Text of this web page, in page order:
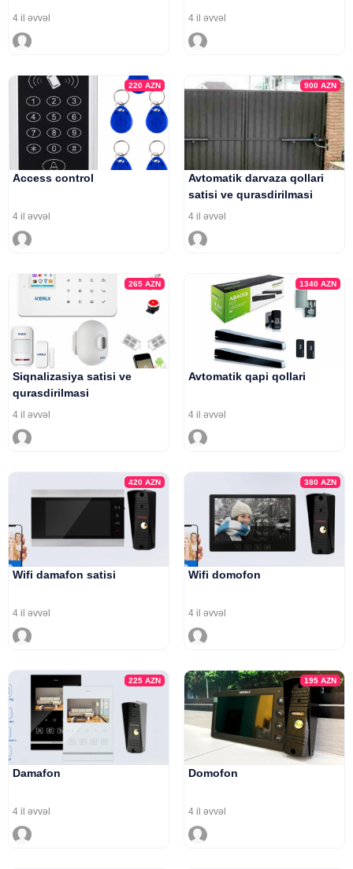
4 il əvvəl 4 il əvvəl
220AZN
Access control
4 il əvvəl
900 AZN
Avtomatik darvaza qollari
satisi ve qurasdirilmasi
4 il əvvəl
265AZN
Siqnalizasiya satisi ve
qurasdirilmasi
4 il əvvəl
1340 AZN
Avtomatik qapi qollari
4 il əvvəl
420AZN
Wifi damafon satisi
4 il əvvəl
380 AZN
Wifi domofon
4 il əvvəl
225AZN
Damafon
4 il əvvəl
195 AZN
Domofon
4 il əvvəl